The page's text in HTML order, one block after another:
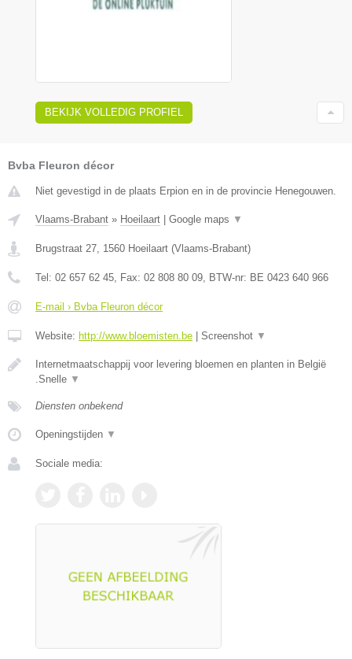
BEKIJK VOLLEDIG PROFIEL
Bvba Fleuron décor
Niet gevestigd in de plaats Erpion en in de provincie Henegouwen.
Vlaams-Brabant » Hoeilaart Google maps ▼
Brugstraat 27, 1560 Hoeilaart (Vlaams-Brabant)
Tel: 02 657 62 45, Fax: 02 808 80 09, BTW-nr: BE 0423 640 966
E-mail › Bvba Fleuron décor
Website: http://www.bloemisten.be Screenshot ▼
Internetmaatschappij voor levering bloemen en planten in België
.Snelle ▼
Diensten onbekend
Openingstijden ▼
Sociale media: